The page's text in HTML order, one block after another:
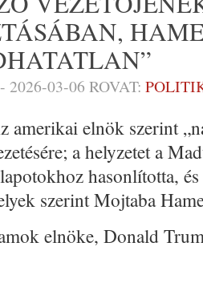
- 2026-03-06 ROVAT:
amerikai elnök szerint
a helyzetet a
hasonlította,
szerint Mojtaba
elnöke, Donald